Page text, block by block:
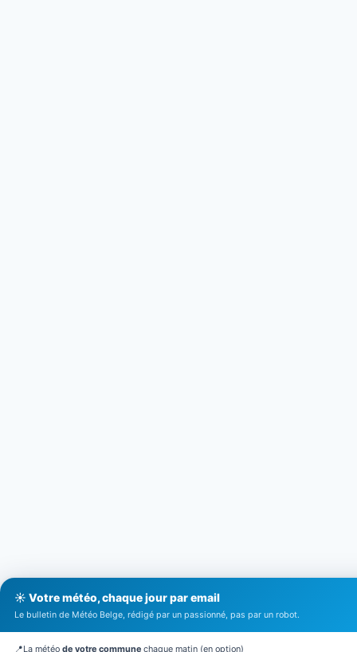
☀️ Votre météo, chaque jour par email
Le bulletin de Météo Belge, rédigé par un passionné, pas par un robot.
📍La météo de votre commune chaque matin (en option)